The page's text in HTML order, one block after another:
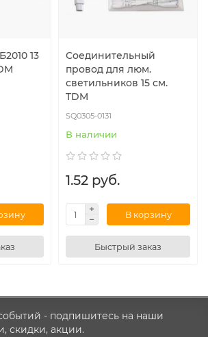
13
Соединительный
провод для люм.
светильников 15 см.
TDM
SQ0305-0131
В наличии
1.52 руб.
В корзину
Быстрый заказ
- подпишитесь на наши
скидки, акции.